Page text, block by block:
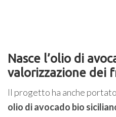
Nasce l’olio di
valorizzazione dei
Il progetto ha anche
olio di avocado bio